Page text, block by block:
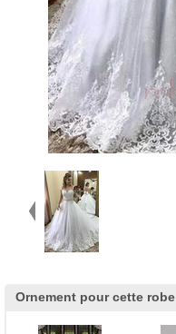
Ornement pour cette robe